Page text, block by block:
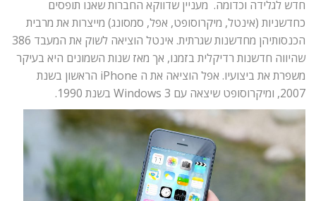
חדש לגלידה וכדומה. מעניין שדווקא החברות שאנו תופסים
כחדשניות (אינטל, מיקרוסופט, אפל, סמסונג) מייצרות את מרבית
הכנסותיהן מחדשנות שגרתית. אינטל הוציאה לשוק את המעבד 386
שהיווה חדשנות רדיקלית בזמנו, אך מאז שנות השמונים היא בעיקר
משפרת את ביצועיו. אפל הוציאה את ה iPhone הראשון בשנת
2007, ומיקרוסופט שיצאה עם Windows 3 בשנת 1990.